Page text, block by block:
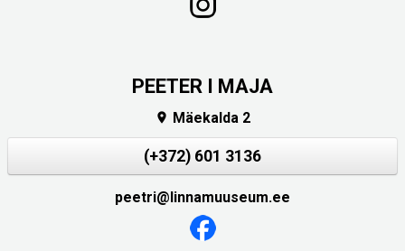
PEETER I MAJA
 Mäekalda 2
(+372) 601 3136
peetri@linnamuuseum.ee